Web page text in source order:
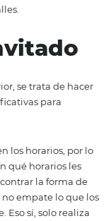
cliente para
De esta
más
de negocios y
con un café muy
algún servicio de
mucho más